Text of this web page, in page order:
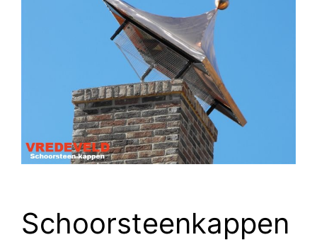
Schoorsteenkappen